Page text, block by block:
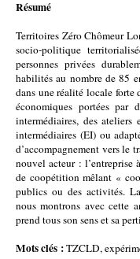
Résumé
Territoires Zéro Chômeur
socio-politique
personnes privées
habilités au nombre de 85
dans une réalité locale forte
économiques portées par
intermédiaires, des ateliers
intermédiaires (EI) ou
d’accompagnement vers le
nouvel acteur : l’entreprise
de coopétition mêlant «
publics ou des activités.
nous montrons avec cette
prend tous son sens et sa
Mots clés :TZCLD,